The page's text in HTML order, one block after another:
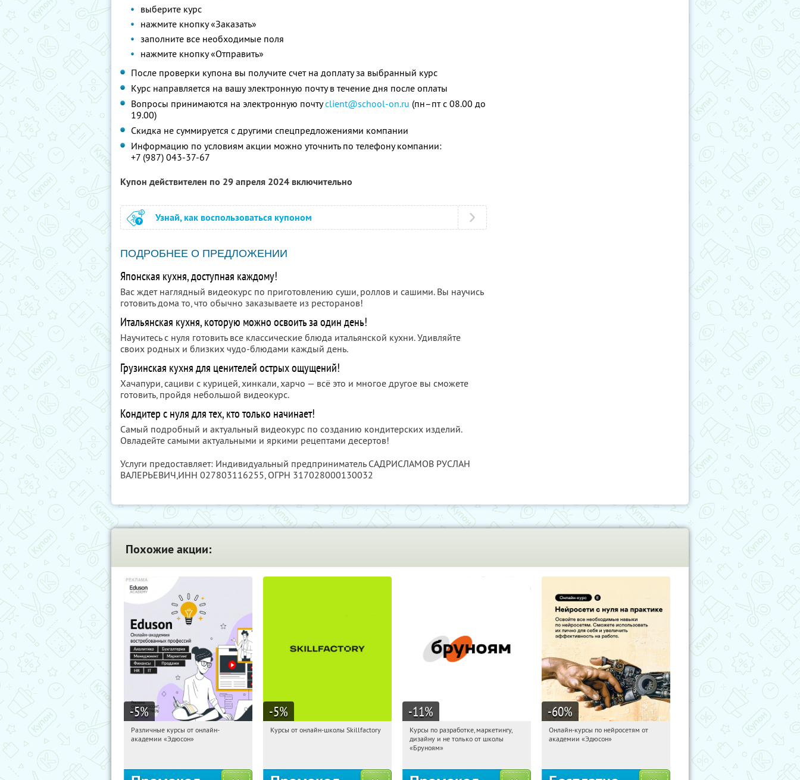
выберите курс
нажмите кнопку «Заказать»
заполните все необходимые поля
нажмите кнопку «Отправить»
После проверки купона вы получите счет на доплату за выбранный курс
Курс направляется на вашу электронную почту в течение дня после оплаты
Вопросы принимаются на электронную почтуclient@school-on.ru (пн–пт с 08.00 до
19.00)
Скидка не суммируется с другими спецпредложениями компании
Информацию по условиям акции можно уточнить по телефону компании:
+7 (987) 043-37-67
Купон действителен по 29 апреля 2024 включительно
Узнай, как воспользоваться купоном
ПОДРОБНЕЕ О ПРЕДЛОЖЕНИИ
Японская кухня, доступная каждому!
Вас ждет наглядный видеокурс по приготовлению суши, роллов и сашими. Вы научись
готовить дома то, что обычно заказываете из ресторанов!
Итальянская кухня, которую можно освоить за один день!
Научитесь с нуля готовить все классические блюда итальянской кухни. Удивляйте
своих родных и близких чудо-блюдами каждый день.
Грузинская кухня для ценителей острых ощущений!
Хачапури, сациви с курицей, хинкали, харчо — всё это и многое другое вы сможете
готовить, пройдя небольшой видеокурс.
Кондитер с нуля для тех, кто только начинает!
Самый подробный и актуальный видеокурс по созданию кондитерских изделий.
Овладейте самыми актуальными и яркими рецептами десертов!
Услуги предоставляет: Индивидуальный предприниматель САДРИСЛАМОВ РУСЛАН
ВАЛЕРЬЕВИЧ,ИНН 027803116255, ОГРН 317028000130032
Похожие акции:
-5%
15:58:06 Получили:
Различные курсы от онлайн-
академии «Эдюсон»
-5%
15:58:06
Получи первым!
Курсы от онлайн-школы Skillfactory
-11%
15:58:06
Получи первым!
Россия
Курсы по разработке, маркетингу,
дизайну и не только от школы
«Бруноям»
-60%
15:58:06 Получили:
Онлайн-курсы по нейросетям от
академии «Эдюсон»